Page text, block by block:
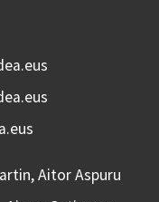
Aitor Aspuru